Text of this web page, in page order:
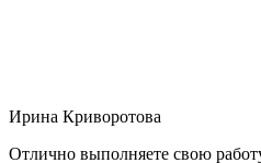
Ирина Криворотова
Отлично выполняете свою